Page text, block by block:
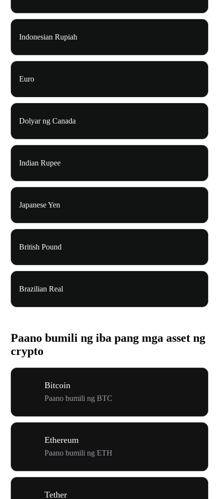
Indonesian Rupiah
Euro
Dolyar ng Canada
Indian Rupee
Japanese Yen
British Pound
Brazilian Real
Paano bumili ng iba pang mga asset ng
crypto
Bitcoin
Paano bumili ng BTC
Ethereum
Paano bumili ng ETH
Tether